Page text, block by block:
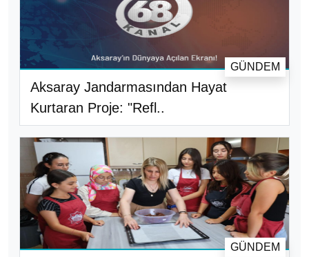
Aksaray Jandarmasından Hayat
Kurtaran Proje: "Refl..
GÜNDEM
GÜNDEM